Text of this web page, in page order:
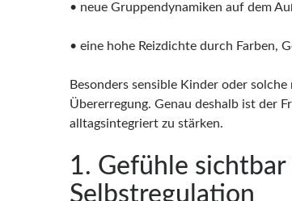
• neue Gruppendynamiken auf dem
• eine hohe Reizdichte durch Farben,
Besonders sensible Kinder oder
Übererregung. Genau deshalb ist der
alltagsintegriert zu stärken.
1. Gefühle
Selbstregulation